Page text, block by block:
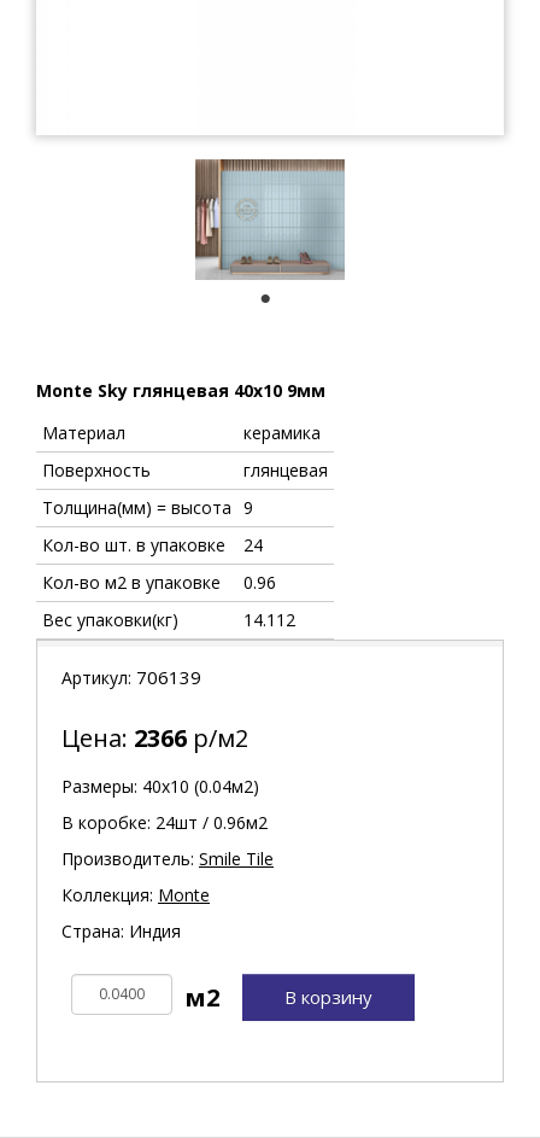
Monte Sky глянцевая 40x10 9мм
Материал
керамика
Поверхность
глянцевая
Толщина(мм) = высота 9
Кол-во шт. в упаковке
24
Кол-во м2 в упаковке
0.96
Вес упаковки(кг)
14.112
Артикул: 706139
Цена: 2366 р/м2
Размеры: 40х10 (0.04м2)
В коробке: 24шт / 0.96м2
Производитель: Smile Tile
Коллекция: Monte
Страна: Индия
В корзину